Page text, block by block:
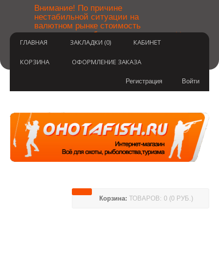
Внимание! По причине
нестабильной ситуации на
валютном рынке стоимость
товаров может быть уточнена
после оформления заказа.
неудобства.
×
ГЛАВНАЯ ЗАКЛАДКИ (0) КАБИНЕТ
КОРЗИНА ОФОРМЛЕНИЕ ЗАКАЗА
Войти
Регистрация
Корзина: ТОВАРОВ: 0 (0 РУБ.)